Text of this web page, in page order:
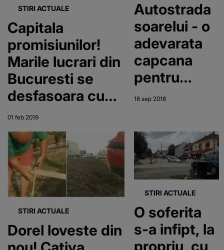
STIRI ACTUALE
Capitala
promisiunilor!
Marile lucrari din
Bucuresti se
desfasoara cu
viteza melcului
01 feb 2019
Autostrada
soarelui - o
adevarata
capcana
pentru
soferi! In loc
remedieze
situatia,
autoritatile
stau cu
mainile in
san!
18 sep 2018
STIRI ACTUALE
Dorel loveste din
STIRI ACTUALE
O soferita
s-a infipt, la
propriu, cu